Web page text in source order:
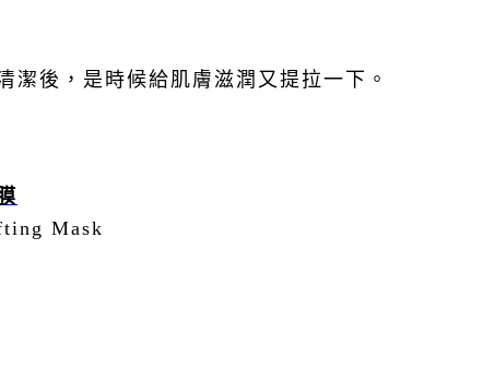
潔後，是時候給肌膚滋潤又提拉一下。
Mask